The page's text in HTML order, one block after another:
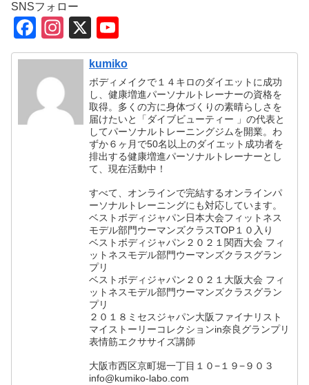
o
k
SNSフォロー
F
a
c
e
b
In
st
gr
a
X
o
u
T
u
b
e
C
h
a
n
n
el
kumiko
ボディメイクで１４キロのダイエットに成功
し、健康増進パーソナルトレーナーの資格を
取得。多くの方に身体づくりの素晴らしさを
届けたいと「ダイブビューティー 」の代表と
してパーソナルトレーニングジムを開業。わ
ずか６ヶ月で50名以上のダイエット成功者を
排出する健康増進パーソナルトレーナーとし
て、現在活動中！
すべて、オンラインで完結するオンラインパ
ーソナルトレーニングにも対応しています。
ベストボディジャパン日本大会フィットネス
モデル部門ウーマンズクラスTOP１０入り
ベストボディジャパン２０２１関西大会 フィ
ットネスモデル部門ウーマンズクラスグラン
プリ
ベストボディジャパン２０２１大阪大会 フィ
ットネスモデル部門ウーマンズクラスグラン
プリ
２０１８ミセスジャパン大阪ファイナリスト
マイストーリーコレクションin奈良グランプリ
表情筋エクササイズ講師
大阪市西区京町堀一丁目１０−１９−９０３
info@kumiko-labo.com